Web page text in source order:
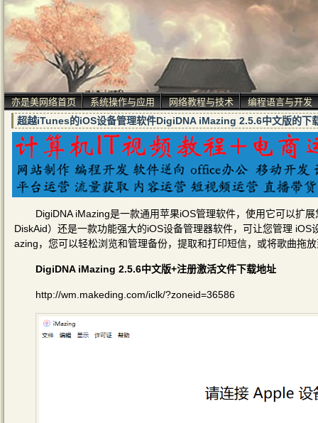
亦是美网络首页 系统操作与应用 网络教程与技术 编程语言与开发
超越iTunes的iOS设备管理软件DigiDNA iMazing 2.5.6中文版的下
DigiDNA iMazing是一款通用苹果iOS管理软件，使用它可以扩
DiskAid）还是一款功能强大的iOS设备管理器软件，可让您管理
azing，您可以轻松浏览和管理备份，提取和打印短信，或将歌曲拖
DigiDNA iMazing 2.5.6中文版+注册激活文件下载地址
http://wm.makeding.com/iclk/?zoneid=36586